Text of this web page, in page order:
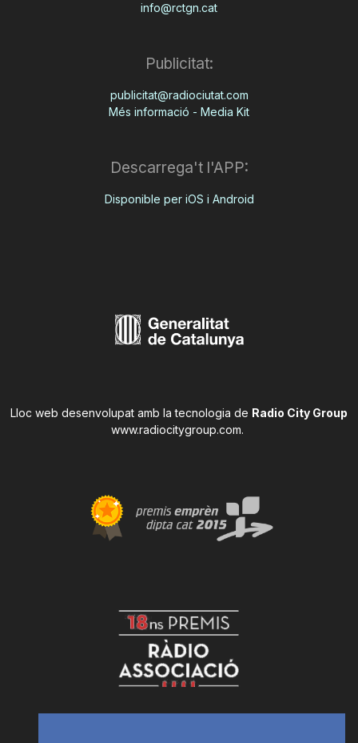
info@rctgn.cat
Publicitat:
publicitat@radiociutat.com
Més informació - Media Kit
Descarrega't l'APP:
Disponible per iOS i Android
Lloc web desenvolupat amb la tecnologia de Radio City Group
www.radiocitygroup.com.